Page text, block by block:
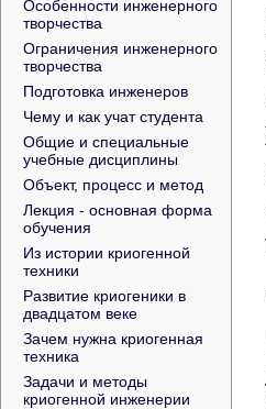
Особенности инженерного
творчества
Ограничения инженерного
творчества
Подготовка инженеров
Чему и как учат студента
Общие и специальные
учебные дисциплины
Объект, процесс и метод
Лекция - основная форма
обучения
Из истории криогенной
техники
Развитие криогеники в
двадцатом веке
Зачем нужна криогенная
техника
Задачи и методы
криогенной инженерии